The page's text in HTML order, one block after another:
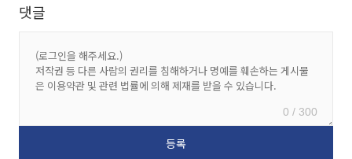
댓글
0 / 300